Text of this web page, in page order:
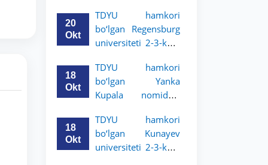
talabalari uchun
akademik mobillik
dasturini e’lon qildi
20
Okt
TDYU hamkori
bo‘lgan Regensburg
universiteti 2-3-kurs
akademik mobillik
dasturini e’lon qildi
18
Okt
TDYU hamkori
bo‘lgan Yanka
Kupala nomidagi
universiteti 2-3-
bosqich talabalari
uchun akademik
18
Okt
TDYU hamkori
bo‘lgan Kunayev
universiteti 2-3-kurs